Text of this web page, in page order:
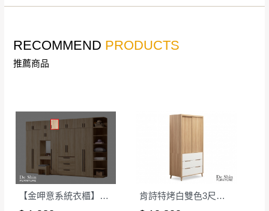
法順利配送，本公司除了盡最大努力完成配送外，視
狀況保有出貨的權利。
因大型傢俱有組裝、配送的問題，並非一般快速到貨
商品，無法指定特定時間送達，司機當天到貨前皆會
再與您通知，讓您不用整天在家等貨，以免浪費你的
寶貴時間。
如遇自然災害、政府宣布之災害警報等不可抗力情
事，而危及運送人員輸送之安全，本司得視狀況延後
辦理退換貨。
期，商品使用年限，因客人使用習慣、居家
環境不同。若屬人為因素導致商品損壞、零
件短缺，則維修、搬運費用，需由消費者自
行吸收(另事先與消費者報價，消費者同意將
會進行維修)。
到貨7日內為鑑賞期(注意:鑑賞期非試用期)，
RECOMMEND PRODUCTS
推薦商品
【金呷意系統衣櫃】1.3尺被櫃-可訂製 肯詩特烤白雙色3尺衣櫥(518)